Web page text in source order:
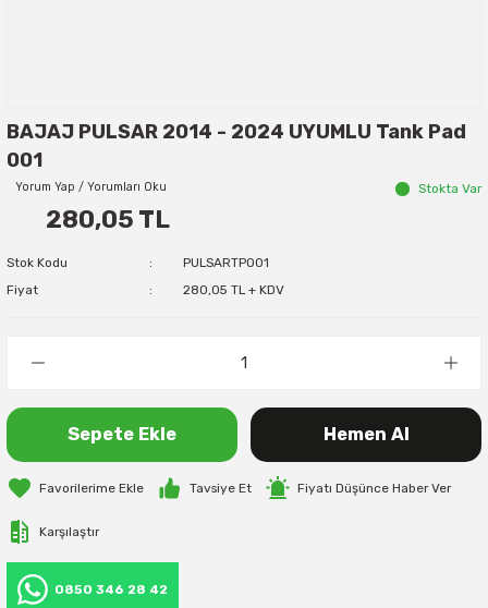
BAJAJ PULSAR 2014 - 2024 UYUMLU Tank Pad
001
Yorum Yap / Yorumları Oku Stokta Var
280,05 TL
Stok Kodu
PULSARTP001
Fiyat
280,05 TL + KDV
Sepete Ekle Hemen Al
Tavsiye Et Fiyatı Düşünce Haber Ver
Karşılaştır
0850 346 28 42